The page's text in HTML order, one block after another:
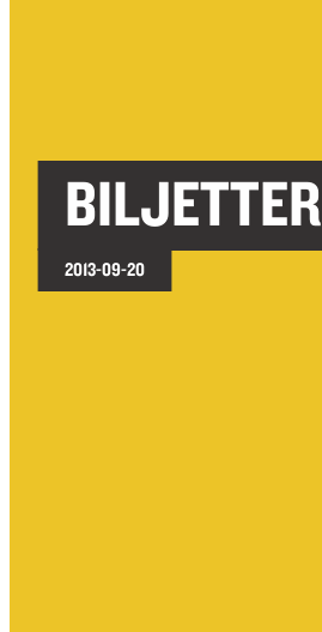
BILJETTER
2013-09-20